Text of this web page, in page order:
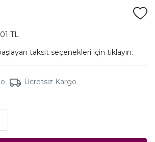
TL
taksit seçenekleri için tıklayın.
Ücretsiz Kargo